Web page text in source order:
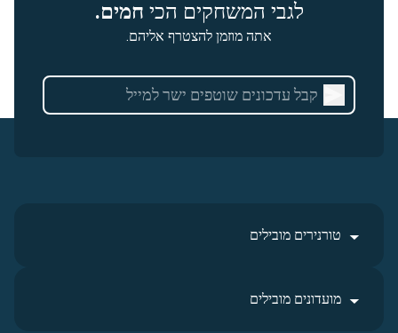
לגבי המשחקים הכי חמים.
אתה מוזמן להצטרף אליהם.
טורנירים מובילים
מועדונים מובילים